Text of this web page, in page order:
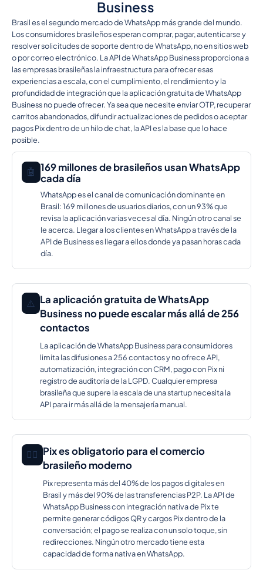
Business
Brasil es el segundo mercado de WhatsApp más grande del mundo.
Los consumidores brasileños esperan comprar, pagar, autenticarse y
resolver solicitudes de soporte dentro de WhatsApp, no en sitios web
o por correo electrónico. La API de WhatsApp Business proporciona a
las empresas brasileñas la infraestructura para ofrecer esas
experiencias a escala, con el cumplimiento, el rendimiento y la
profundidad de integración que la aplicación gratuita de WhatsApp
Business no puede ofrecer. Ya sea que necesite enviar OTP, recuperar
carritos abandonados, difundir actualizaciones de pedidos o aceptar
pagos Pix dentro de un hilo de chat, la API es la base que lo hace
posible.
🤖 169 millones de brasileños usan WhatsApp
cada día
WhatsApp es el canal de comunicación dominante en
Brasil: 169 millones de usuarios diarios, con un 93% que
revisa la aplicación varias veces al día. Ningún otro canal se
le acerca. Llegar a los clientes en WhatsApp a través de la
API de Business es llegar a ellos donde ya pasan horas cada
día.
⚠️ La aplicación gratuita de WhatsApp
Business no puede escalar más allá de 256
contactos
La aplicación de WhatsApp Business para consumidores
limita las difusiones a 256 contactos y no ofrece API,
automatización, integración con CRM, pago con Pix ni
registro de auditoría de la LGPD. Cualquier empresa
brasileña que supere la escala de una startup necesita la
API para ir más allá de la mensajería manual.
🕵️‍♂️ Pix es obligatorio para el comercio
brasileño moderno
Pix representa más del 40% de los pagos digitales en
Brasil y más del 90% de las transferencias P2P. La API de
WhatsApp Business con integración nativa de Pix te
permite generar códigos QR y cargos Pix dentro de la
conversación; el pago se realiza con un solo toque, sin
redirecciones. Ningún otro mercado tiene esta
capacidad de forma nativa en WhatsApp.